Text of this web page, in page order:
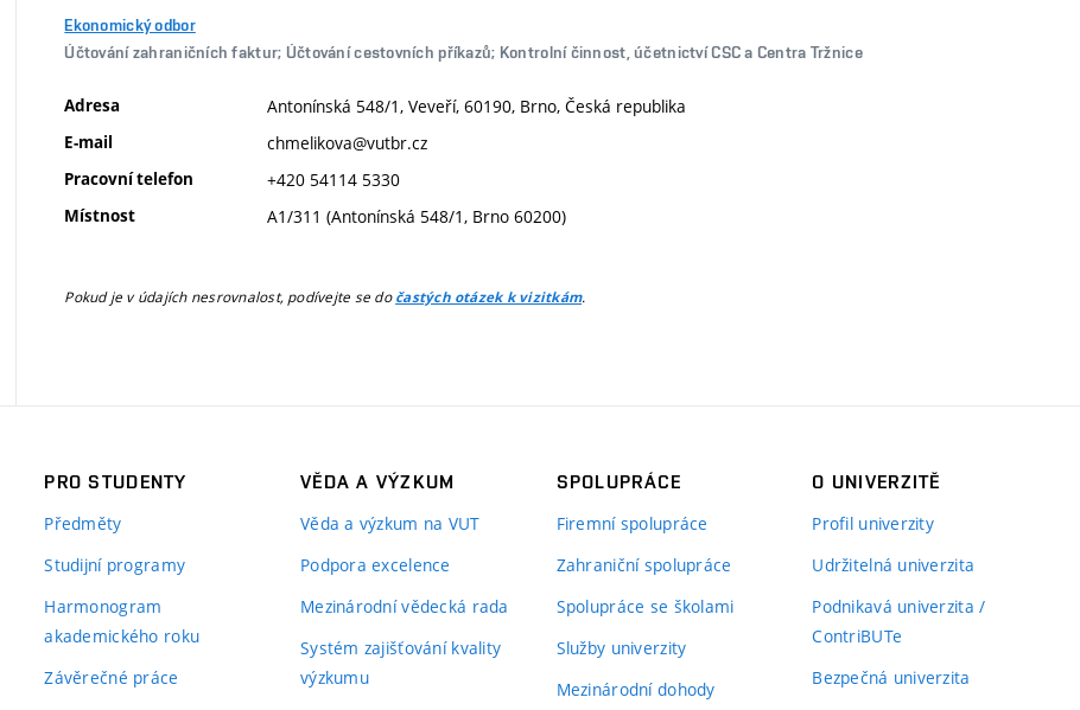
Ekonomický odbor
Účtování zahraničních faktur; Účtování cestovních příkazů; Kontrolní činnost, účetnictví CSC a Centra Tržnice
Adresa Antonínská 548/1, Veveří, 60190, Brno, Česká republika
E-mail chmelikova@vutbr.cz
Pracovní telefon +420 54114 5330
Místnost A1/311 (Antonínská 548/1, Brno 60200)
Pokud je v údajích nesrovnalost, podívejte se dočastých otázek k vizitkám.
PRO STUDENTY
Předměty
Studijní programy
Harmonogram
akademického roku
Závěrečné práce
VĚDA A VÝZKUM
Věda a výzkum na VUT
Podpora excelence
Mezinárodní vědecká rada
Systém zajišťování kvality
výzkumu
SPOLUPRÁCE
Firemní spolupráce
Zahraniční spolupráce
Spolupráce se školami
Služby univerzity
Mezinárodní dohody
O UNIVERZITĚ
Profil univerzity
Udržitelná univerzita
Podnikavá univerzita /
ContriBUTe
Bezpečná univerzita